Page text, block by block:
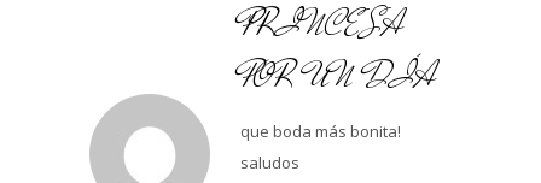
PRINCESA
POR UN DÍA
que boda más bonita!
saludos